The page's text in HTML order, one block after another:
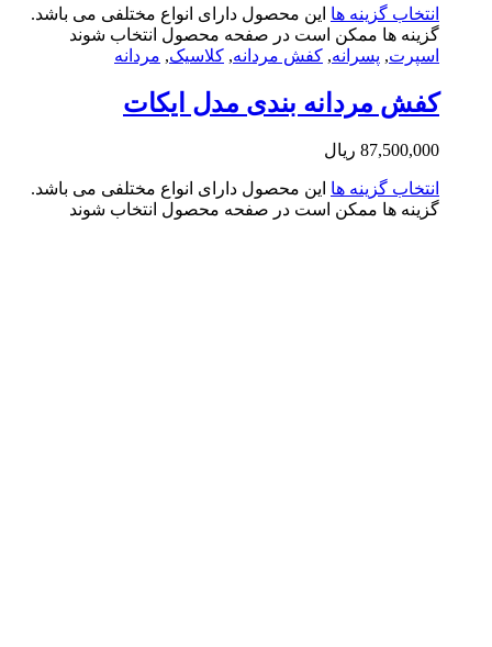
گزینه ها این محصول دارای انواع مختلفی می باشد.
ها ممکن است در صفحه محصول انتخاب شوند
پسرانه,کفش مردانه, کلاسیک, مردانه
مردانه بندی مدل ایکات
ریال
گزینه ها این محصول دارای انواع مختلفی می باشد.
ها ممکن است در صفحه محصول انتخاب شوند